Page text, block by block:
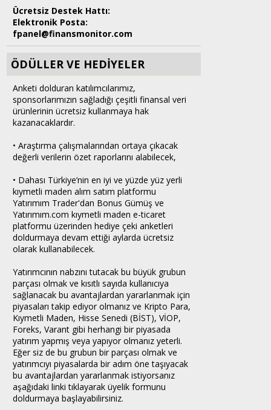
Ücretsiz Destek Hattı:
Elektronik Posta:
fpanel@finansmonitor.com
ÖDÜLLER VE HEDİYELER
Anketi dolduran katılımcılarımız,
sponsorlarımızın sağladığı çeşitli finansal veri
ürünlerinin ücretsiz kullanmaya hak
kazanacaklardır.
• Araştırma çalışmalarından ortaya çıkacak
değerli verilerin özet raporlarını alabilecek,
• Dahası Türkiye’nin en iyi ve yüzde yüz yerli
kıymetli maden alım satım platformu
Yatırımım Trader'dan Bonus Gümüş ve
Yatırımım.com kıymetli maden e-ticaret
platformu üzerinden hediye çeki anketleri
doldurmaya devam ettiği aylarda ücretsiz
olarak kullanabilecek.
Yatırımcının nabzını tutacak bu büyük grubun
parçası olmak ve kısıtlı sayıda kullanıcıya
sağlanacak bu avantajlardan yararlanmak için
piyasaları takip ediyor olmanız ve Kripto Para,
Kıymetli Maden, Hisse Senedi (BİST), VİOP,
Foreks, Varant gibi herhangi bir piyasada
yatırım yapmış veya yapıyor olmanız yeterli.
Eğer siz de bu grubun bir parçası olmak ve
yatırımcıyı piyasalarda bir adım öne taşıyacak
bu avantajlardan yararlanmak istiyorsanız
aşağıdaki linki tıklayarak üyelik formunu
doldurmaya başlayabilirsiniz.